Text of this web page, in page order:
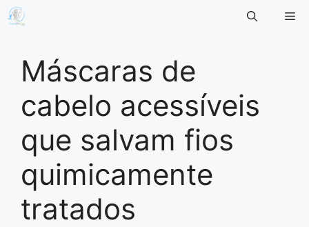
Pular
para
conteúdoMáscaras de
cabelo acessíveis
que salvam fios
quimicamente
tratados